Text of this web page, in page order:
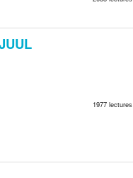
1977 lectures